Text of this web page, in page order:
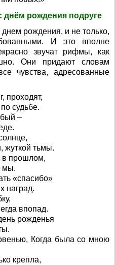
рождения подруге
рождения, и не только,
И это вполне
звучат рифмы, как
Они придают словам
чувства, адресованные
проходят,
судьбе.
–
жуткой тьмы.
в прошлом,
мы.
«спасибо»
наград.
впопад.
рожденья
Когда была со мною
крепла,